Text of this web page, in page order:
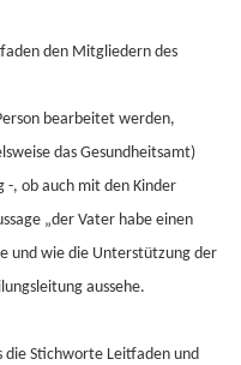
den Mitgliedern des
bearbeitet werden,
das Gesundheitsamt)
, ob auch mit den Kinder
„der Vater habe einen
und wie die Unterstützung der
aussehe.
die Stichworte Leitfaden und